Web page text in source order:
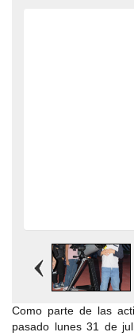
Como parte de las
pasado lunes 31 de